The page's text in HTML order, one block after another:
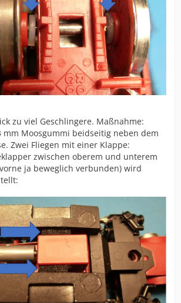
zu viel Geschlingere. Maßnahme:
mm Moosgummi beidseitig neben dem
Zwei Fliegen mit einer Klappe:
zwischen oberem und unterem
ja beweglich verbunden) wird